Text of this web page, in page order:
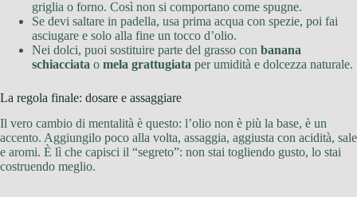
griglia o forno. Così non si comportano come spugne.
Se devi saltare in padella, usa prima acqua con spezie, poi fai
asciugare e solo alla fine un tocco d’olio.
Nei dolci, puoi sostituire parte del grasso con banana
schiacciata o mela grattugiata per umidità e dolcezza naturale.
La regola finale: dosare e assaggiare
Il vero cambio di mentalità è questo: l’olio non è più la base, è un
accento. Aggiungilo poco alla volta, assaggia, aggiusta con acidità, sale
e aromi. È lì che capisci il “segreto”: non stai togliendo gusto, lo stai
costruendo meglio.